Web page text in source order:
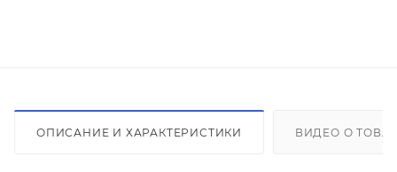
ОПИСАНИЕ И ХАРАКТЕРИСТИКИ ВИДЕО О